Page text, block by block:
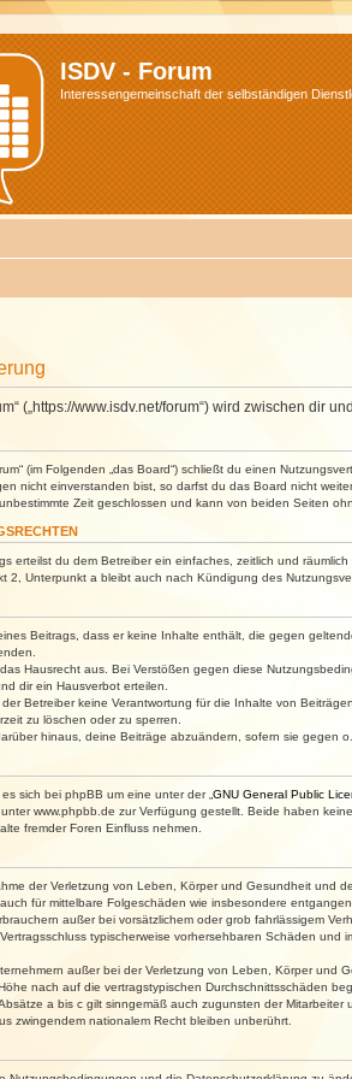
ISDV - Forum
Interessengemeinschaft der selbständigen
(„https://www.isdv.net/forum“) wird zwischen dir
(im Folgenden „das Board“) schließt du einen
nicht einverstanden bist, so darfst du das Board nicht
Zeit geschlossen und kann von beiden Seiten
erteilst du dem Betreiber ein einfaches, zeitlich und
2, Unterpunkt a bleibt auch nach Kündigung des
Beitrags, dass er keine Inhalte enthält, die gegen
Hausrecht aus. Bei Verstößen gegen diese
dir ein Hausverbot erteilen.
Betreiber keine Verantwortung für die Inhalte von
zu löschen oder zu sperren.
hinaus, deine Beiträge abzuändern, sofern sie gegen
sich bei phpBB um eine unter der „ GNU General Public
www.phpbb.de zur Verfügung gestellt. Beide haben
fremder Foren Einfluss nehmen.
der Verletzung von Leben, Körper und Gesundheit und
für mittelbare Folgeschäden wie insbesondere
außer bei vorsätzlichem oder grob fahrlässigem
typischerweise vorhersehbaren Schäden
außer bei der Verletzung von Leben, Körper und
nach auf die vertragstypischen Durchschnittsschäden
a bis c gilt sinngemäß auch zugunsten der Mitarbeiter
zwingendem nationalem Recht bleiben unberührt.